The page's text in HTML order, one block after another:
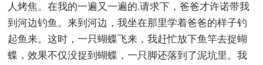
人烤焦。在我的一遍又一遍的.请求下，爸爸才许诺带我
到河边钓鱼。来到河边，我坐在那里学着爸爸的样子钓
起鱼来。这时，一只蝴蝶飞来，我赶忙放下鱼竿去捉蝴
蝶，效果不仅没捉到蝴蝶，一只脚还落到了泥坑里。我